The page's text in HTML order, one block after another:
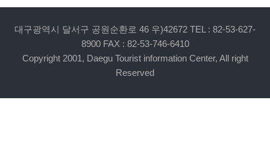
대구광역시 달서구 공원순환로 46 우)42672 TEL : 82-53-627-
8900 FAX : 82-53-746-6410
Copyright 2001, Daegu Tourist information Center, All right
Reserved